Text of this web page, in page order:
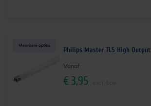
Meerdere opties
Philips Master TL5 High Output
Vanaf
€3,95